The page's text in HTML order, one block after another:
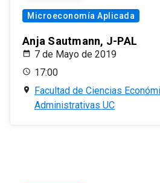
Microeconomía Aplicada
Anja Sautmann, J-PAL
7 de Mayo de 2019
17:00
Facultad de Ciencias
Administrativas UC